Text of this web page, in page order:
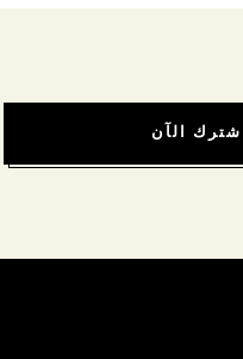
اشترك الآن